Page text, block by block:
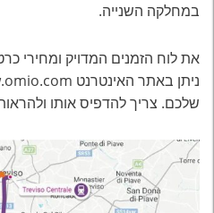
במחלקה השנייה.
את לוח הזמנים המדויק ומחירי
שלכם. צריך להדפיס אותו